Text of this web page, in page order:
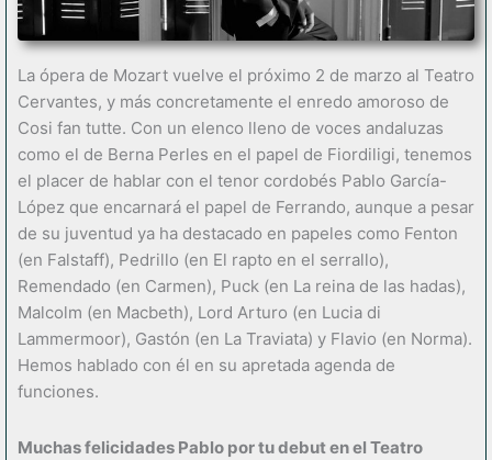
La ópera de Mozart vuelve el próximo 2 de marzo al Teatro
Cervantes, y más concretamente el enredo amoroso de
Cosi fan tutte. Con un elenco lleno de voces andaluzas
como el de Berna Perles en el papel de Fiordiligi, tenemos
el placer de hablar con el tenor cordobés Pablo García-
López que encarnará el papel de Ferrando, aunque a pesar
de su juventud ya ha destacado en papeles como Fenton
(en Falstaff), Pedrillo (en El rapto en el serrallo),
Remendado (en Carmen), Puck (en La reina de las hadas),
Malcolm (en Macbeth), Lord Arturo (en Lucia di
Lammermoor), Gastón (en La Traviata) y Flavio (en Norma).
Hemos hablado con él en su apretada agenda de
funciones.
Muchas felicidades Pablo por tu debut en el Teatro